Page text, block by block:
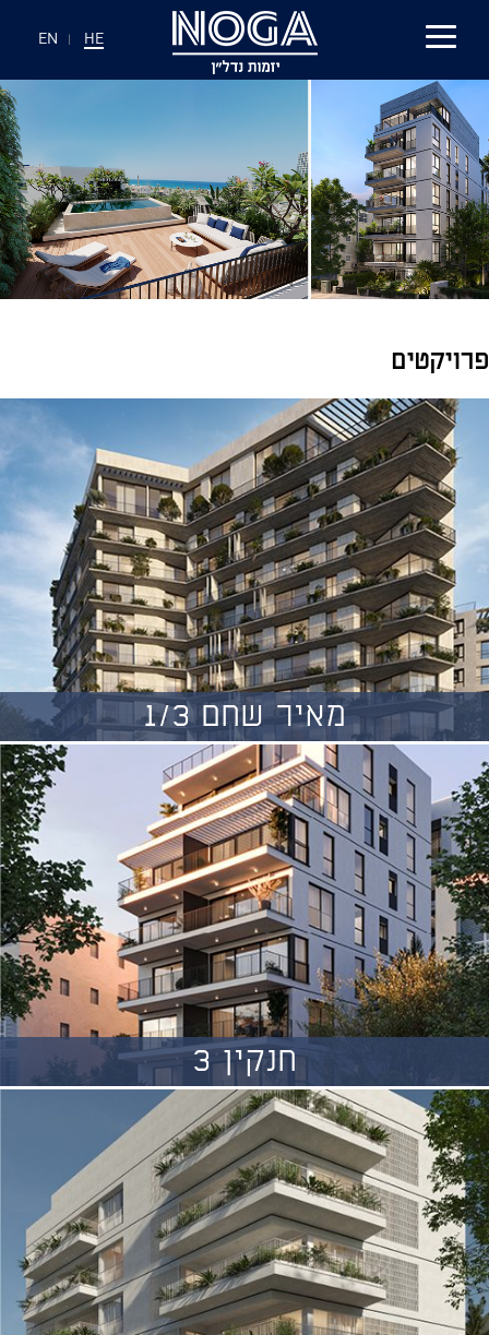
EN | HE
מאיר שחם 1/3
חנקין 3